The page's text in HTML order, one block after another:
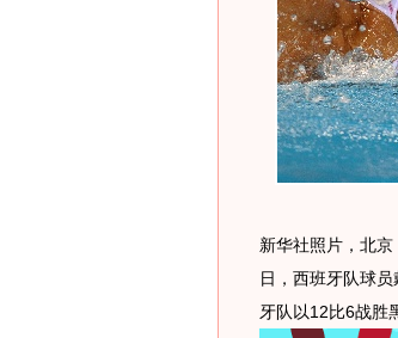
新华社照片，北
日，西班牙队球
牙队以12比6战胜